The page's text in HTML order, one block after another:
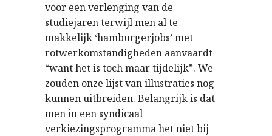
voor een verlenging van de
studiejaren terwijl men al te
makkelijk ‘hamburgerjobs’ met
rotwerkomstandigheden aanvaardt
“want het is toch maar tijdelijk”. We
zouden onze lijst van illustraties nog
kunnen uitbreiden. Belangrijk is dat
men in een syndicaal
verkiezingsprogramma het niet bij